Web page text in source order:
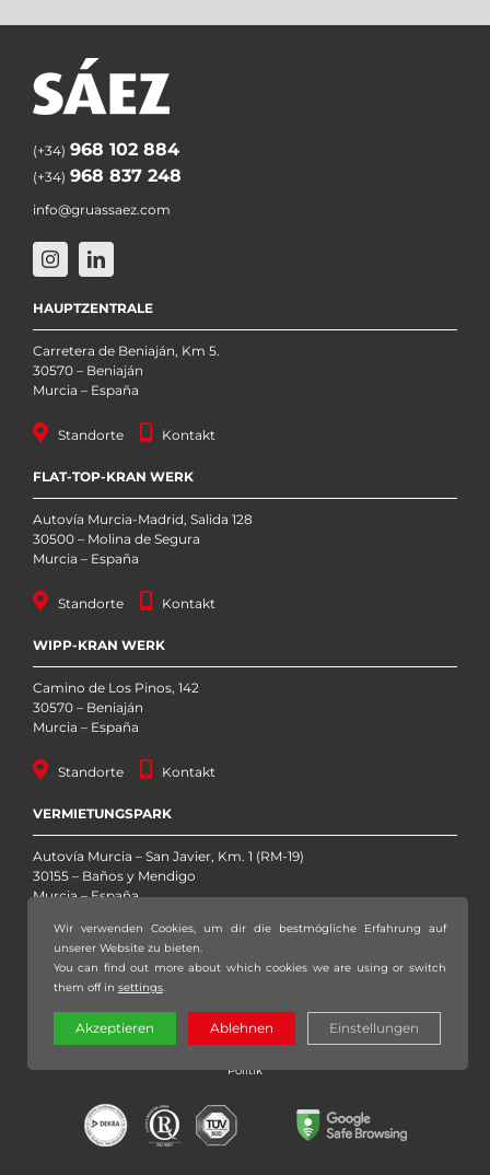
(+34) 968 102 884
(+34) 968 837 248
info@gruassaez.com
HAUPTZENTRALE
Carretera de Beniaján, Km 5.
30570 – Beniaján
Murcia – España
Standorte Kontakt
FLAT-TOP-KRAN WERK
Autovía Murcia-Madrid, Salida 128
30500 – Molina de Segura
Murcia – España
Standorte Kontakt
WIPP-KRAN WERK
Camino de Los Pinos, 142
30570 – Beniaján
Murcia – España
Standorte Kontakt
VERMIETUNGSPARK
Autovía Murcia – San Javier, Km. 1 (RM-19)
30155 – Baños y Mendigo
Murcia – España
Standorte Kontakt
Copyright 2020 – 2026 Grúas Sáez, S.L. – Alle Rechte vorbehalten |
Rechtlicher Hinweis|Datenschutzerklärung| Datenschutzpolitik|Cookie-
Politik
Wir verwenden Cookies, um dir die bestmögliche Erfahrung auf
unserer Website zu bieten.
You can find out more about which cookies we are using or switch
them off in settings.
Akzeptieren Ablehnen Einstellungen